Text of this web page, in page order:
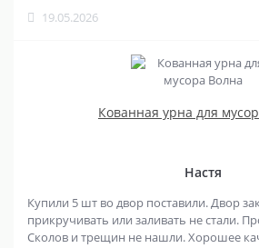
19.05.2026
Кованная урна для
Настя
Купили 5 шт во двор поставили. Двор
прикручивать или заливать не стали.
Сколов и трещин не нашли. Хорошее